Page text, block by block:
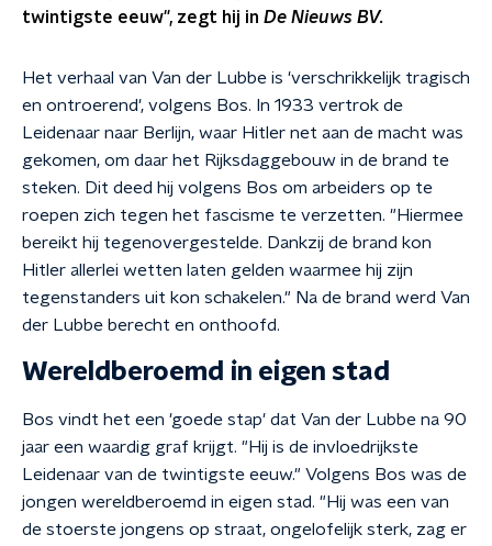
twintigste eeuw", zegt hij in De Nieuws BV.
Het verhaal van Van der Lubbe is 'verschrikkelijk tragisch
en ontroerend', volgens Bos. In 1933 vertrok de
Leidenaar naar Berlijn, waar Hitler net aan de macht was
gekomen, om daar het Rijksdaggebouw in de brand te
steken. Dit deed hij volgens Bos om arbeiders op te
roepen zich tegen het fascisme te verzetten. "Hiermee
bereikt hij tegenovergestelde. Dankzij de brand kon
Hitler allerlei wetten laten gelden waarmee hij zijn
tegenstanders uit kon schakelen." Na de brand werd Van
der Lubbe berecht en onthoofd.
Wereldberoemd in eigen stad
Bos vindt het een 'goede stap' dat Van der Lubbe na 90
jaar een waardig graf krijgt. "Hij is de invloedrijkste
Leidenaar van de twintigste eeuw." Volgens Bos was de
jongen wereldberoemd in eigen stad. "Hij was een van
de stoerste jongens op straat, ongelofelijk sterk, zag er